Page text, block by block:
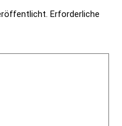
Erforderliche